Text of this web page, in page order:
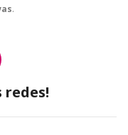
.
redes!